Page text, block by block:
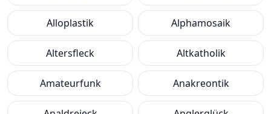
Alloplastik Alphamosaik
Altersfleck Altkatholik
Amateurfunk Anakreontik